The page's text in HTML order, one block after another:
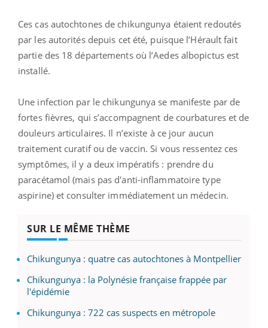
Ces cas autochtones de chikungunya étaient redoutés
par les autorités depuis cet été, puisque l’Hérault fait
partie des 18 départements où l’Aedes albopictus est
installé.
Une infection par le chikungunya se manifeste par de
fortes fièvres, qui s’accompagnent de courbatures et de
douleurs articulaires. Il n’existe à ce jour aucun
traitement curatif ou de vaccin. Si vous ressentez ces
symptômes, il y a deux impératifs : prendre du
paracétamol (mais pas d'anti-inflammatoire type
aspirine) et consulter immédiatement un médecin.
SUR LE MÊME THÈME
Chikungunya : quatre cas autochtones à Montpellier
Chikungunya : la Polynésie française frappée par
l'épidémie
Chikungunya : 722 cas suspects en métropole